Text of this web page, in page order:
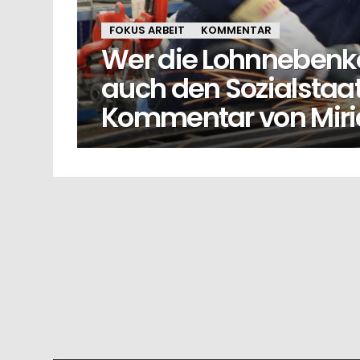
FOKUS ARBEIT KOMMENTAR
Wer die
auch den
Kommentar von